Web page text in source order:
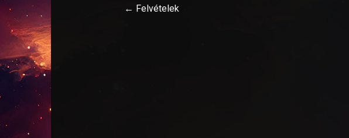
← Felvételek